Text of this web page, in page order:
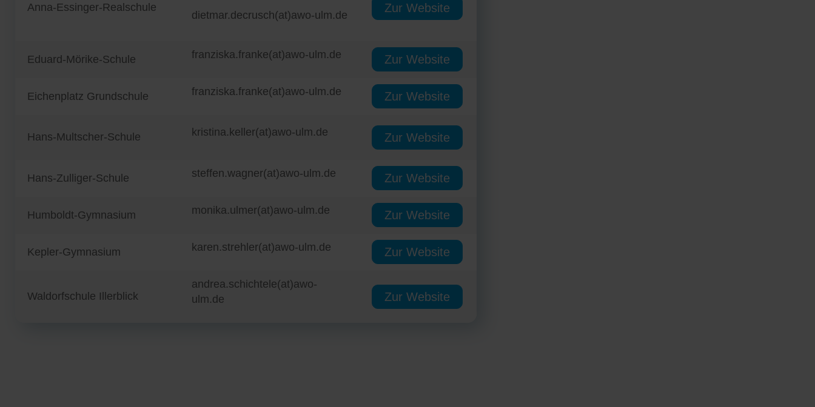
Anna-Essinger-Realschule
dietmar.decrusch(at)awo-ulm.de
Zur Website
Eduard-Mörike-Schule franziska.franke(at)awo-ulm.de Zur Website
Eichenplatz Grundschule franziska.franke(at)awo-ulm.de Zur Website
Hans-Multscher-Schule kristina.keller(at)awo-ulm.de Zur Website
Hans-Zulliger-Schule steffen.wagner(at)awo-ulm.de Zur Website
Humboldt-Gymnasium monika.ulmer(at)awo-ulm.de Zur Website
Kepler-Gymnasium karen.strehler(at)awo-ulm.de Zur Website
Waldorfschule Illerblick
andrea.schichtele(at)awo-
ulm.de
Zur Website